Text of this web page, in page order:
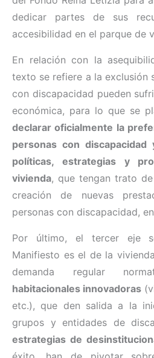
dedicar partes de sus
accesibilidad en el parque de
En relación con la
texto se refiere a la exclusión
con discapacidad pueden
económica, para lo que se
declarar oficialmente la
personas con
políticas, estrategias y
vivienda, que tengan trato
creación de nuevas
personas con discapacidad,
Por último, el tercer eje
Manifiesto es el de la
demanda regular
habitacionales innovadoras
etc.), que den salida a la
grupos y entidades de
estrategias de